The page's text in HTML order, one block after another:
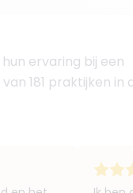
ervaring bij een
181 praktijken in